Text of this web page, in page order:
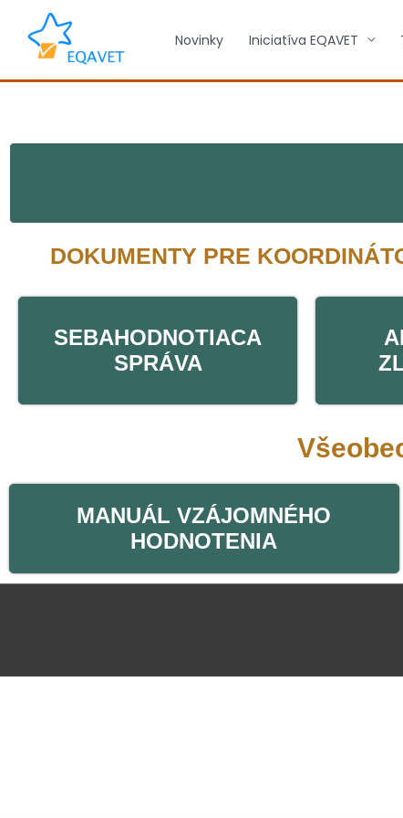
Preskočiť
obsah
Novinky Iniciatíva EQAVET
DOKUMENTY PRE
SEBAHODNOTIACA
SPRÁVA
MANUÁL VZÁJOMNÉHO
HODNOTENIA